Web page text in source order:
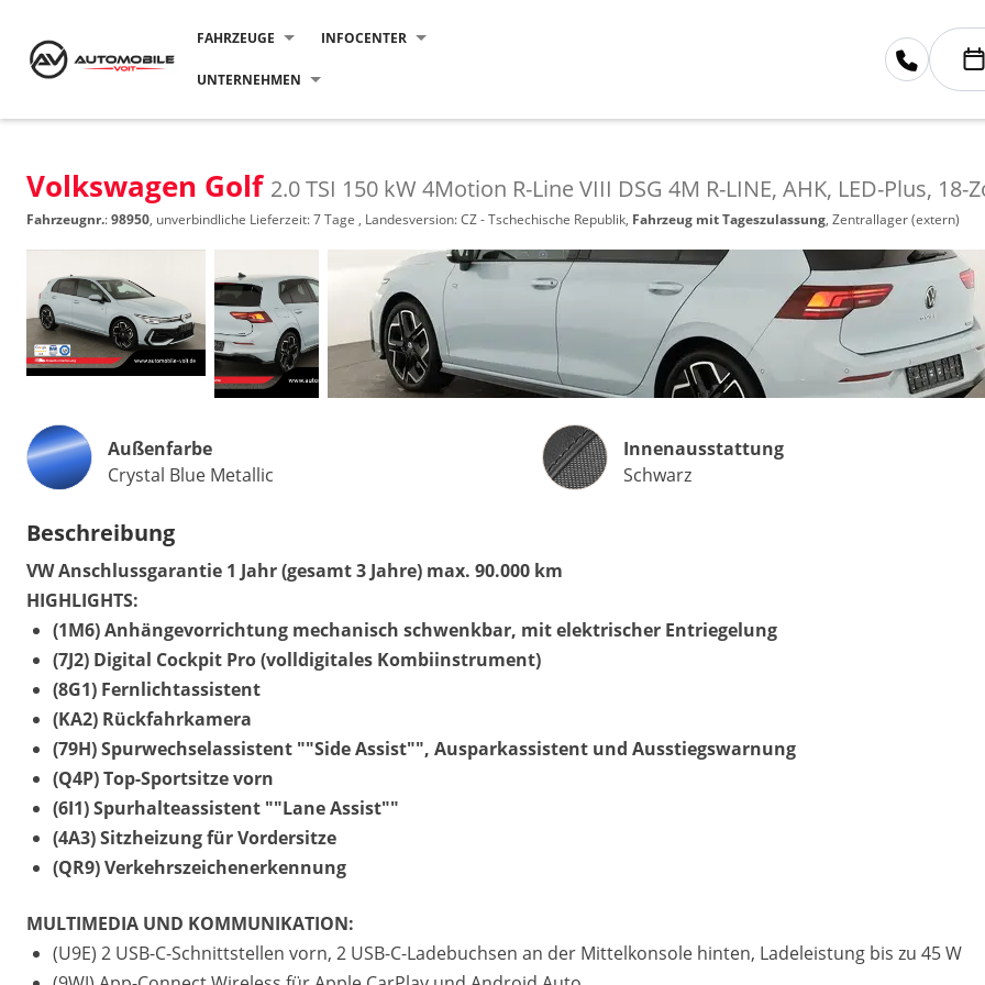
FAHRZEUGE INFOCENTER
UNTERNEHMEN
Volkswagen Golf 2.0 TSI 150 kW 4Motion R-Line VIII DSG 4M R-LINE, AHK, LED-Plus,
Fahrzeugnr.:98950, unverbindliche Lieferzeit:7 Tage , Landesversion: CZ - Tschechische Republik, Fahrzeug mit Tageszulassung, Zentrallager (extern)
Außenfarbe
Crystal Blue Metallic
InnenausstattungInnenausstattung
Schwarz
Beschreibung
VW Anschlussgarantie 1 Jahr (gesamt 3 Jahre) max. 90.000 km
HIGHLIGHTS:
(1M6) Anhängevorrichtung mechanisch schwenkbar, mit elektrischer Entriegelung
(7J2) Digital Cockpit Pro (volldigitales Kombiinstrument)
(8G1) Fernlichtassistent
(KA2) Rückfahrkamera
(79H) Spurwechselassistent ""Side Assist"", Ausparkassistent und Ausstiegswarnung
(Q4P) Top-Sportsitze vorn
(6I1) Spurhalteassistent ""Lane Assist""
(4A3) Sitzheizung für Vordersitze
(QR9) Verkehrszeichenerkennung
MULTIMEDIA UND KOMMUNIKATION:
(U9E) 2 USB-C-Schnittstellen vorn, 2 USB-C-Ladebuchsen an der Mittelkonsole hinten, Ladeleistung bis zu 45 W